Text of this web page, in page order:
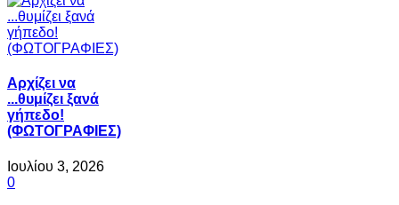
Αρχίζει να
...θυμίζει ξανά
γήπεδο!
(ΦΩΤΟΓΡΑΦΙΕΣ)
Ιουλίου 3, 2026
0